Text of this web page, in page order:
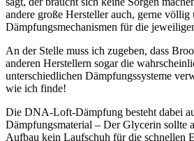
andere große Hersteller auch, gerne völlig
Dämpfungsmechanismen für die
An der Stelle muss ich zugeben, dass
anderen Herstellern sogar die
unterschiedlichen Dämpfungssysteme
wie ich finde!
Die DNA-Loft-Dämpfung besteht dabei
Dämpfungsmaterial – Der Glycerin sollte
Aufbau kein Laufschuh für die schnellen